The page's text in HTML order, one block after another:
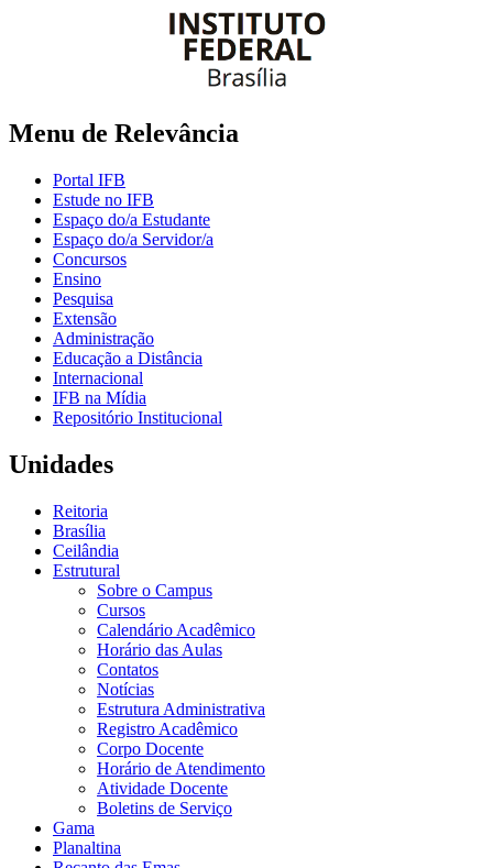
Menu de Relevância
Portal IFB
Estude no IFB
Espaço do/a Estudante
Espaço do/a Servidor/a
Concursos
Ensino
Pesquisa
Extensão
Administração
Educação a Distância
Internacional
IFB na Mídia
Repositório Institucional
Unidades
Reitoria
Brasília
Ceilândia
Estrutural
Sobre o Campus
Cursos
Calendário Acadêmico
Horário das Aulas
Contatos
Notícias
Estrutura Administrativa
Registro Acadêmico
Corpo Docente
Horário de Atendimento
Atividade Docente
Boletins de Serviço
Gama
Planaltina